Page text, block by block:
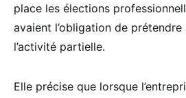
place les élections
avaient l’obligation de
l’activité partielle.
Elle précise que lorsque